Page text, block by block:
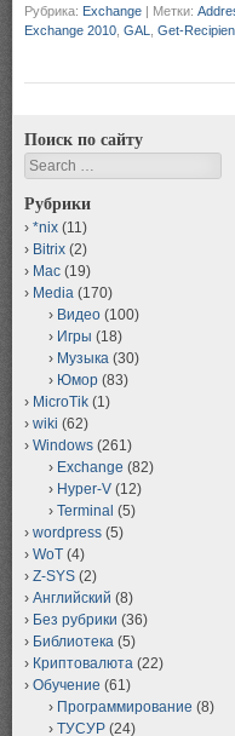
Рубрика: Exchange | Метки:
Exchange 2010 GAL Get-
Поиск по сайту
Search
Рубрики
*nix (11)
Bitrix (2)
Mac (19)
Media (170)
Видео (100)
Игры (18)
Музыка (30)
Юмор (83)
MicroTik (1)
wiki (62)
Windows (261)
Exchange (82)
Hyper-V (12)
Terminal (5)
wordpress (5)
WoT (4)
Z-SYS (2)
Английский (8)
Без рубрики (36)
Библиотека (5)
Криптовалюта (22)
Обучение (61)
Программирование (8)
ТУСУР (24)